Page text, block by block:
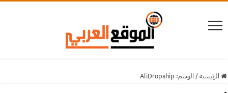
الرئيسية/ الوسم: AliDropship